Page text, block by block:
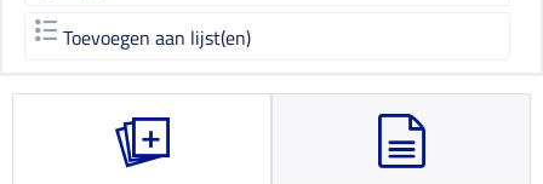
Toevoegen aan lijst(en)